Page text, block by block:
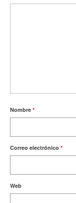
Nombre *
Correo electrónico *
Web